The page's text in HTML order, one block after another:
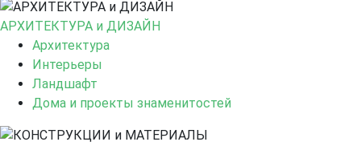
АРХИТЕКТУРА и ДИЗАЙН
Архитектура
Интерьеры
Ландшафт
Дома и проекты знаменитостей